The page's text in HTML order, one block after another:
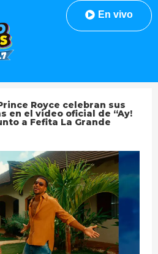
En vivo
Royce celebran sus
en el video oficial de “Ay!
a Fefita La Grande